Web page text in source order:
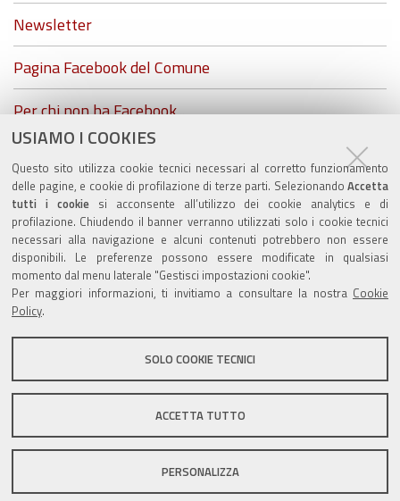
USIAMO I COOKIES
Questo sito utilizza cookie tecnici necessari al corretto funzionamento
delle pagine, e cookie di profilazione di terze parti. Selezionando Accetta
tutti i cookiesi acconsente all’utilizzo dei cookie analytics e di
profilazione. Chiudendo il banner verranno utilizzati solo i cookie tecnici
necessari alla navigazione e alcuni contenuti potrebbero non essere
disponibili. Le preferenze possono essere modificate in qualsiasi
momento dal menu laterale "Gestisci impostazioni cookie".
Per maggiori informazioni, ti invitiamo a consultare la nostra Cookie
Policy.
SOLO COOKIE TECNICI
ACCETTA TUTTO
PERSONALIZZA
Newsletter
Pagina Facebook del Comune
Per chi non ha Facebook...
ZolaGram - il canale Telegram del Comune di Zola
Predosa
Valuta questo sito
Sito istituzionale Comune di Zola Predosa
DPO|Accessibilità